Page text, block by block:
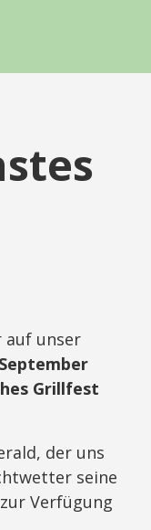
auf unser
Grillfest
der uns
seine
Verfügung